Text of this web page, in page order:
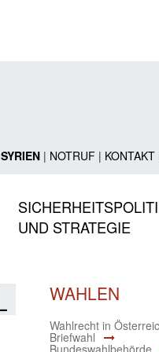
SYRIEN| NOTRUF| KONTAKT
UND STRATEGIE
WAHLEN
Wahlrecht in
Briefwahl
Bundeswahlbehörde